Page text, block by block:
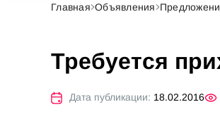
Главная Объявления
Требуется
Дата публикации: 18.02.2016